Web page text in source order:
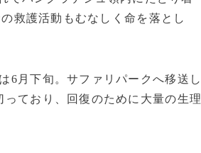
救護活動もむなしく命を落とし
6月下旬。サファリパークへ移送し
ており、回復のために大量の生理